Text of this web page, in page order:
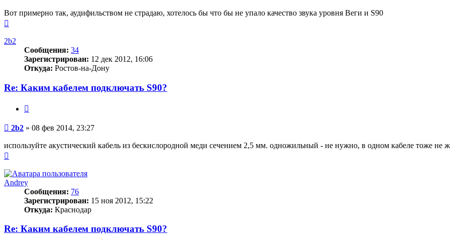
Вот примерно так, аудифильством не страдаю, хотелось бы что бы не упало качество звука уровня Веги и S90
началу
2b2
Сообщения: 34
Зарегистрирован: 12 дек 2012, 16:06
Откуда: Ростов-на-Дону
Re: Каким кабелем подключать S90?
Сообщение
2b2 » 08 фев 2014, 23:27
используйте акустический кабель из бескислородной меди сечением 2,5 мм. одножильный - не нужно, в одном кабеле тоже не
началу
Andrey
Сообщения: 76
Зарегистрирован: 15 ноя 2012, 15:22
Откуда: Краснодар
Re: Каким кабелем подключать S90?